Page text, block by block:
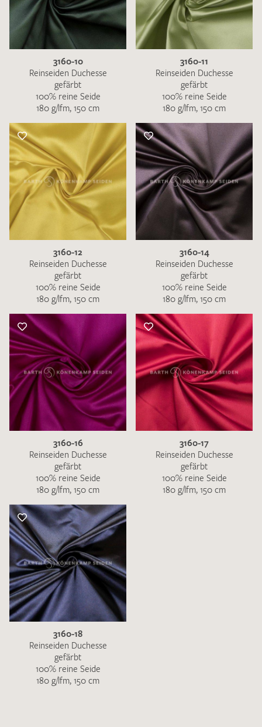
3160-10
Reinseiden Duchesse
gefärbt
100% reine Seide
180 g/lfm, 150 cm
3160-11
Reinseiden Duchesse
gefärbt
100% reine Seide
180 g/lfm, 150 cm
3160-12
Reinseiden Duchesse
gefärbt
100% reine Seide
180 g/lfm, 150 cm
3160-14
Reinseiden Duchesse
gefärbt
100% reine Seide
180 g/lfm, 150 cm
3160-16
Reinseiden Duchesse
gefärbt
100% reine Seide
180 g/lfm, 150 cm
3160-17
Reinseiden Duchesse
gefärbt
100% reine Seide
180 g/lfm, 150 cm
3160-18
Reinseiden Duchesse
gefärbt
100% reine Seide
180 g/lfm, 150 cm